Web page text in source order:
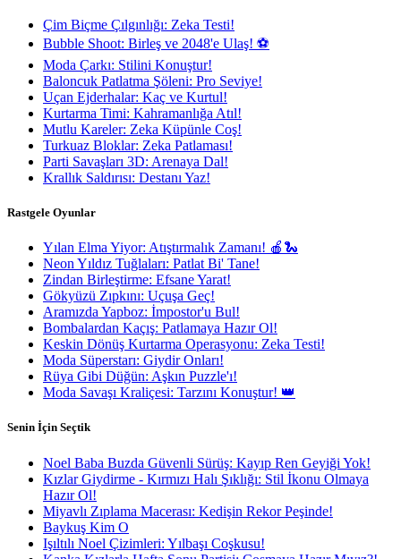
Çim Biçme Çılgınlığı: Zeka Testi!
Bubble Shoot: Birleş ve 2048'e Ulaş! ⚽
Moda Çarkı: Stilini Konuştur!
Baloncuk Patlatma Şöleni: Pro Seviye!
Uçan Ejderhalar: Kaç ve Kurtul!
Kurtarma Timi: Kahramanlığa Atıl!
Mutlu Kareler: Zeka Küpünle Coş!
Turkuaz Bloklar: Zeka Patlaması!
Parti Savaşları 3D: Arenaya Dal!
Krallık Saldırısı: Destanı Yaz!
Rastgele Oyunlar
Yılan Elma Yiyor: Atıştırmalık Zamanı! 🍎🐍
Neon Yıldız Tuğlaları: Patlat Bi' Tane!
Zindan Birleştirme: Efsane Yarat!
Gökyüzü Zıpkını: Uçuşa Geç!
Aramızda Yapboz: İmpostor'u Bul!
Bombalardan Kaçış: Patlamaya Hazır Ol!
Keskin Dönüş Kurtarma Operasyonu: Zeka Testi!
Moda Süperstarı: Giydir Onları!
Rüya Gibi Düğün: Aşkın Puzzle'ı!
Moda Savaşı Kraliçesi: Tarzını Konuştur! 👑
Senin İçin Seçtik
Noel Baba Buzda Güvenli Sürüş: Kayıp Ren Geyiği Yok!
Kızlar Giydirme - Kırmızı Halı Şıklığı: Stil İkonu Olmaya
Hazır Ol!
Miyavlı Zıplama Macerası: Kedişin Rekor Peşinde!
Baykuş Kim O
Işıltılı Noel Çizimleri: Yılbaşı Coşkusu!